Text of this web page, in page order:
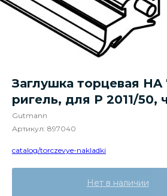
Заглушка торцевая HA
ригель, для P 2011/50,
Gutmann
Артикул: 897040
catalog/torczevye-nakladki
Нет в наличии